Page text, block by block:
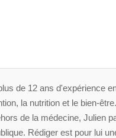
de 12 ans d'expérience
la nutrition et le bien-
de la médecine, Julien
Rédiger est pour lui